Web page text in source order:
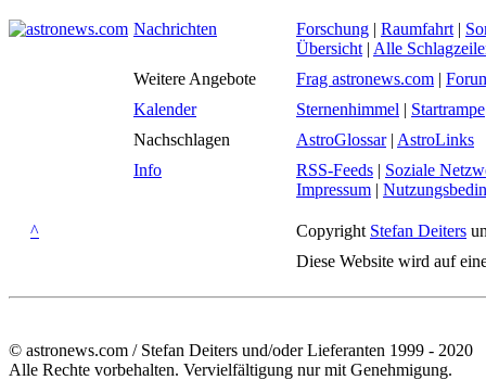
Nachrichten Forschung | Raumfahrt |
Übersicht | Alle
Weitere Angebote
Frag astronews.com |
Kalender
Sternenhimmel | Startrampe
Nachschlagen
AstroGlossar| AstroLinks
Info
RSS-Feeds | Soziale
Impressum |
^ Copyright Stefan Deiters
Diese Website wird auf
© astronews.com / Stefan Deiters und/oder Lieferanten 1999 - 2020
Alle Rechte vorbehalten. Vervielfältigung nur mit Genehmigung.